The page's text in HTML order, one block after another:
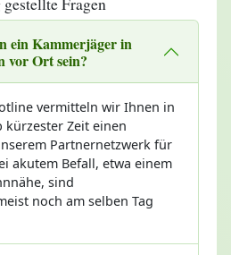
ein Kammerjäger in
vor Ort sein?
vermitteln wir Ihnen in
kürzester Zeit einen
Partnernetzwerk für
akutem Befall, etwa einem
sind
noch am selben Tag